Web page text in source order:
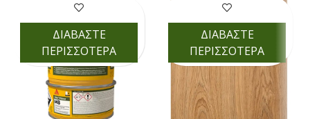
ΔΙΑΒΑΣΤΕ
ΠΕΡΙΣΣΟΤΕΡΑ
ΔΙΑΒΑΣΤΕ
ΠΕΡΙΣΣΟΤΕΡΑ